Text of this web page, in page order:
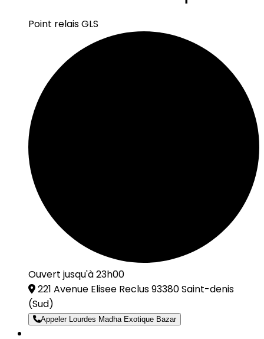
Point relais GLS
Ouvert jusqu'à 23h00
221 Avenue Elisee Reclus 93380 Saint-denis
(Sud)
Appeler Lourdes Madha Exotique Bazar